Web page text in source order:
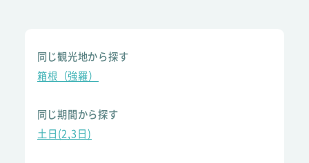
同じ観光地から探す
箱根（強羅）
同じ期間から探す
土日(2,3日)